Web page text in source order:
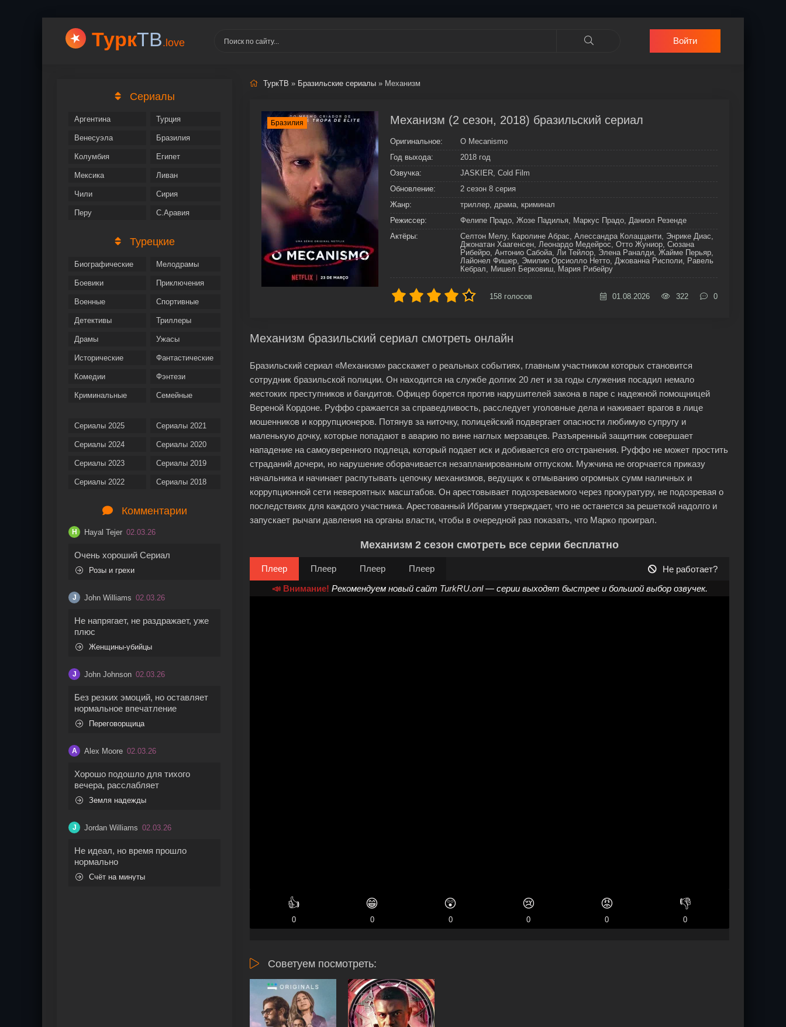
ТуркТВ.love Войти
Сериалы
Аргентина
Венесуэла
Колумбия
Мексика
Чили
Перу
Турция
Бразилия
Египет
Ливан
Сирия
С.Аравия
Турецкие
Биографические
Боевики
Военные
Детективы
Драмы
Исторические
Комедии
Криминальные
Мелодрамы
Приключения
Спортивные
Триллеры
Ужасы
Фантастические
Фэнтези
Семейные
Сериалы 2025
Сериалы 2024
Сериалы 2023
Сериалы 2022
Сериалы 2021
Сериалы 2020
Сериалы 2019
Сериалы 2018
Комментарии
H Hayal Tejer 02.03.26
Очень хороший Сериал
Розы и грехи
J John Williams 02.03.26
Не напрягает, не раздражает, уже
плюс
Женщины-убийцы
J John Johnson 02.03.26
Без резких эмоций, но оставляет
нормальное впечатление
Переговорщица
A Alex Moore 02.03.26
Хорошо подошло для тихого
вечера, расслабляет
Земля надежды
J Jordan Williams 02.03.26
Не идеал, но время прошло
нормально
Счёт на минуты
ТуркТВ » Бразильские сериалы » Механизм
Бразилия Механизм (2 сезон, 2018) бразильский сериал
Оригинальное:
O Mecanismo
Год выхода:
2018 год
Озвучка:
JASKIER, Cold Film
Обновление:
2 сезон 8 серия
Жанр:
триллер, драма, криминал
Режиссер:
Фелипе Прадо, Жозе Падилья, Маркус Прадо, Даниэл Резенде
Актёры:
Селтон Мелу, Каролине Абрас, Алессандра Колаццанти, Энрике Диас,
Джонатан Хаагенсен, Леонардо Медейрос, Отто Жуниор, Сюзана
Рибейро, Антонио Сабойа, Ли Тейлор, Элена Раналди, Жайме Перьяр,
Лайонел Фишер, Эмилио Орсиолло Нетто, Джованна Рисполи, Равель
Кебрал, Мишел Берковиш, Мария Рибейру
158 голосов 01.08.2026 322 0
Механизм бразильский сериал смотреть онлайн
Бразильский сериал «Механизм» расскажет о реальных событиях, главным участником которых становится
сотрудник бразильской полиции. Он находится на службе долгих 20 лет и за годы служения посадил немало
жестоких преступников и бандитов. Офицер борется против нарушителей закона в паре с надежной помощницей
Вереной Кордоне. Руффо сражается за справедливость, расследует уголовные дела и наживает врагов в лице
мошенников и коррупционеров. Потянув за ниточку, полицейский подвергает опасности любимую супругу и
маленькую дочку, которые попадают в аварию по вине наглых мерзавцев. Разъяренный защитник совершает
нападение на самоуверенного подлеца, который подает иск и добивается его отстранения. Руффо не может простить
страданий дочери, но нарушение оборачивается незапланированным отпуском. Мужчина не огорчается приказу
начальника и начинает распутывать цепочку механизмов, ведущих к отмыванию огромных сумм наличных и
коррупционной сети невероятных масштабов. Он арестовывает подозреваемого через прокуратуру, не подозревая о
последствиях для каждого участника. Арестованный Ибрагим утверждает, что не останется за решеткой надолго и
запускает рычаги давления на органы власти, чтобы в очередной раз показать, что Марко проиграл.
Механизм 2 сезон смотреть все серии бесплатно
Плеер Плеер Плеер Плеер
Не работает?
📣 Внимание! Рекомендуем новый сайт TurkRU.onl— серии выходят быстрее и большой выбор озвучек.
👍
0
😁
0
😲
0
😢
0
😡
0
👎
0
Советуем посмотреть: